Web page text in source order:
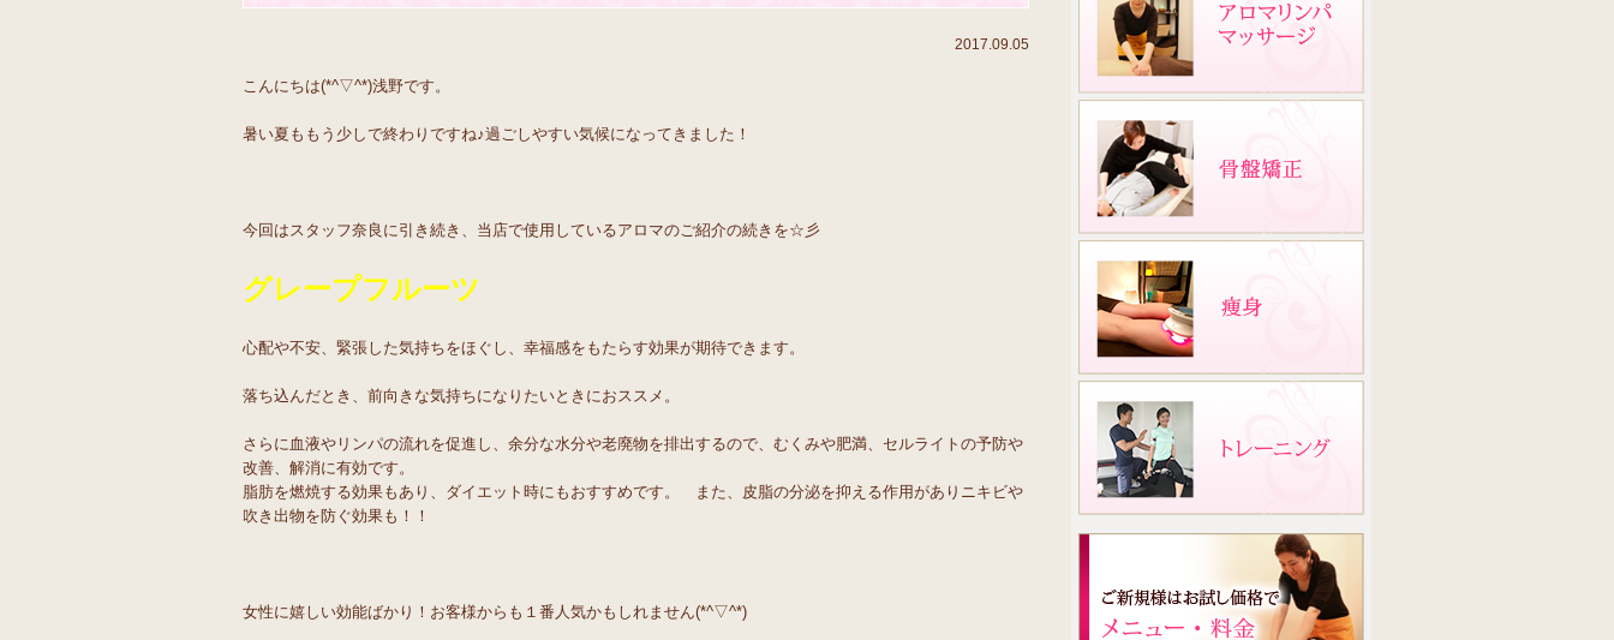
2017.09.05
こんにちは(*^▽^*)浅野です。
暑い夏ももう少しで終わりですね♪過ごしやすい気候になってきました！
今回はスタッフ奈良に引き続き、当店で使用しているアロマのご紹介の続きを☆彡
グレープフルーツ
心配や不安、緊張した気持ちをほぐし、幸福感をもたらす効果が期待できます。
落ち込んだとき、前向きな気持ちになりたいときにおススメ。
さらに血液やリンパの流れを促進し、余分な水分や老廃物を排出するので、むくみや肥満、セルライトの予防や
改善、解消に有効です。
脂肪を燃焼する効果もあり、ダイエット時にもおすすめです。 また、皮脂の分泌を抑える作用がありニキビや
吹き出物を防ぐ効果も！！
女性に嬉しい効能ばかり！お客様からも１番人気かもしれません(*^▽^*)